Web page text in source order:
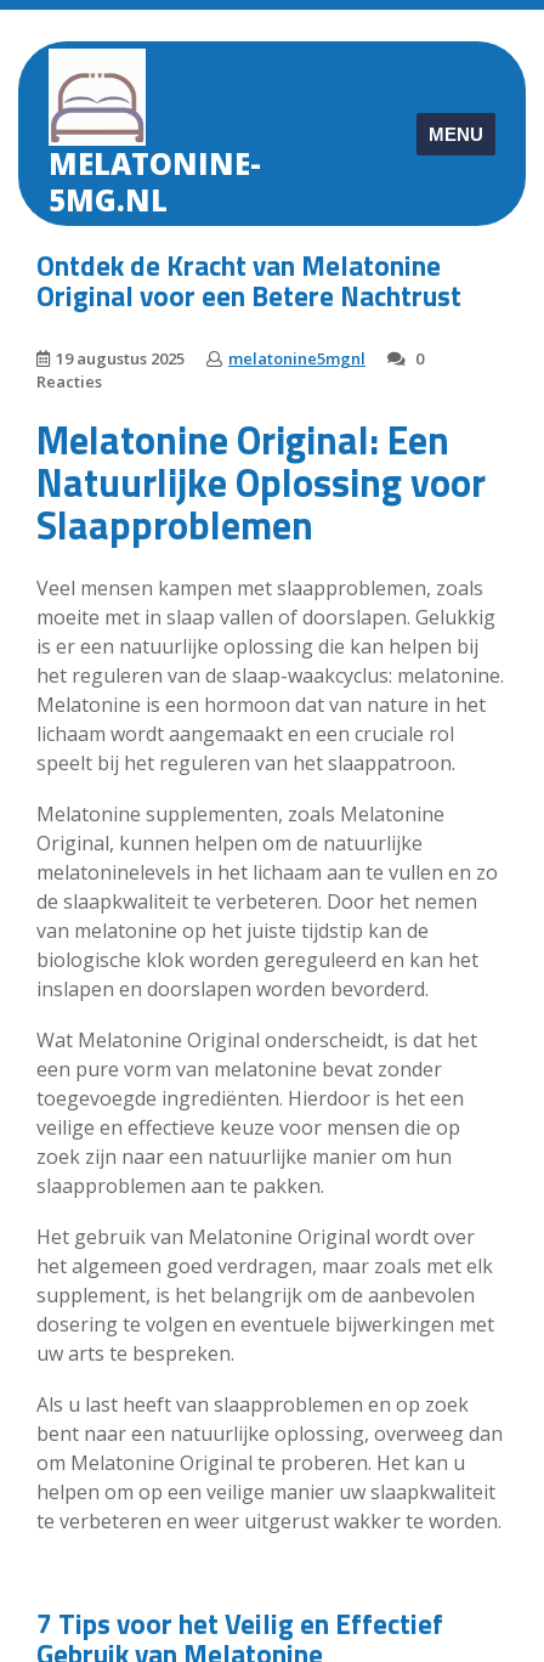
Skip
content
MELATONINE-
5MG.NL
MENU
Ontdek de Kracht van Melatonine
Original voor een Betere Nachtrust
19 augustus 2025 melatonine5mgnl
0
Reacties
Melatonine Original: Een
Natuurlijke Oplossing voor
Slaapproblemen
Veel mensen kampen met slaapproblemen, zoals
moeite met in slaap vallen of doorslapen. Gelukkig
is er een natuurlijke oplossing die kan helpen bij
het reguleren van de slaap-waakcyclus: melatonine.
Melatonine is een hormoon dat van nature in het
lichaam wordt aangemaakt en een cruciale rol
speelt bij het reguleren van het slaappatroon.
Melatonine supplementen, zoals Melatonine
Original, kunnen helpen om de natuurlijke
melatoninelevels in het lichaam aan te vullen en zo
de slaapkwaliteit te verbeteren. Door het nemen
van melatonine op het juiste tijdstip kan de
biologische klok worden gereguleerd en kan het
inslapen en doorslapen worden bevorderd.
Wat Melatonine Original onderscheidt, is dat het
een pure vorm van melatonine bevat zonder
toegevoegde ingrediënten. Hierdoor is het een
veilige en effectieve keuze voor mensen die op
zoek zijn naar een natuurlijke manier om hun
slaapproblemen aan te pakken.
Het gebruik van Melatonine Original wordt over
het algemeen goed verdragen, maar zoals met elk
supplement, is het belangrijk om de aanbevolen
dosering te volgen en eventuele bijwerkingen met
uw arts te bespreken.
Als u last heeft van slaapproblemen en op zoek
bent naar een natuurlijke oplossing, overweeg dan
om Melatonine Original te proberen. Het kan u
helpen om op een veilige manier uw slaapkwaliteit
te verbeteren en weer uitgerust wakker te worden.
7 Tips voor het Veilig en Effectief